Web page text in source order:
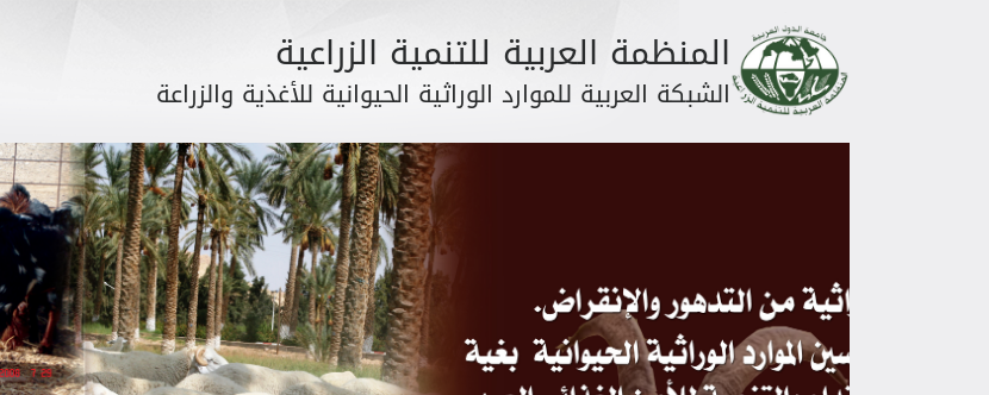
المنظمة العربية للتنمية الزراعية
الشبكة العربية للموارد الوراثية الحيوانية للأغذية والزراعة